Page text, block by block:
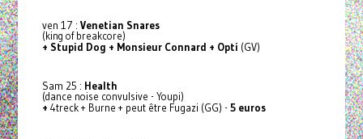
ven 17 : Venetian Snares
(king of breakcore)
+ Stupid Dog + Monsieur Connard + Opti (GV)
Sam 25 : Health
(dance noise convulsive - Youpi)
+ 4treck + Burne + peut être Fugazi (GG) -5 euros